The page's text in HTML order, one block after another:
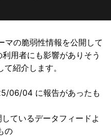
マの脆弱性情報を公開して
用者にも影響がありそう
紹介します。
06/04 に報告があったも
しているデータフィードよ
の